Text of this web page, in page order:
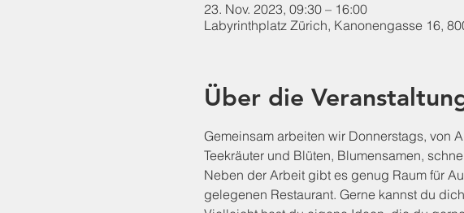
23. Nov. 2023, 09:30 – 16:00
Labyrinthplatz Zürich, Kanonengasse 16,
Über die
Gemeinsam arbeiten wir Donnerstags, von
Teekräuter und Blüten, Blumensamen,
Neben der Arbeit gibt es genug Raum für
gelegenen Restaurant. Gerne kannst du